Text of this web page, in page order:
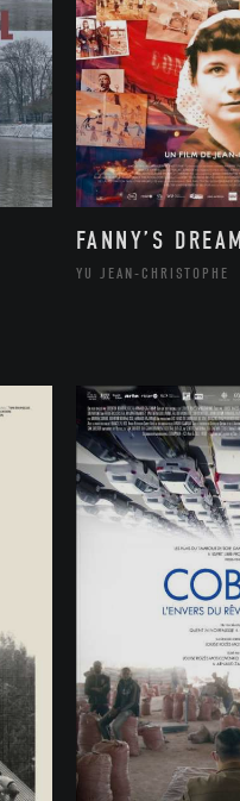
FANNY’S DREAM
YU JEAN-CHRISTOPHE